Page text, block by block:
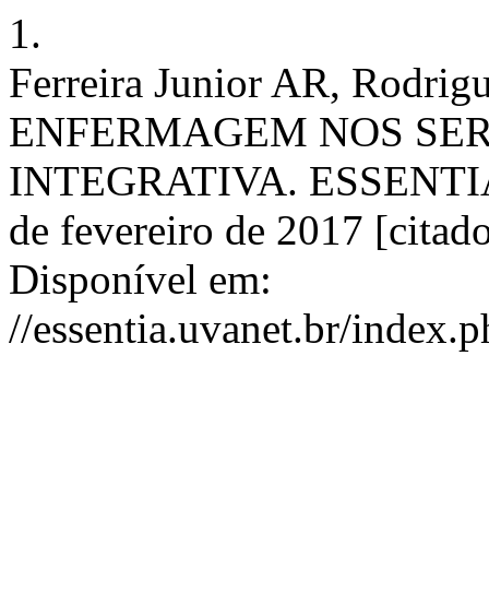
1.
Ferreira Junior AR,
ENFERMAGEM NOS
INTEGRATIVA.
de fevereiro de 2017
Disponível em:
//essentia.uvanet.br/